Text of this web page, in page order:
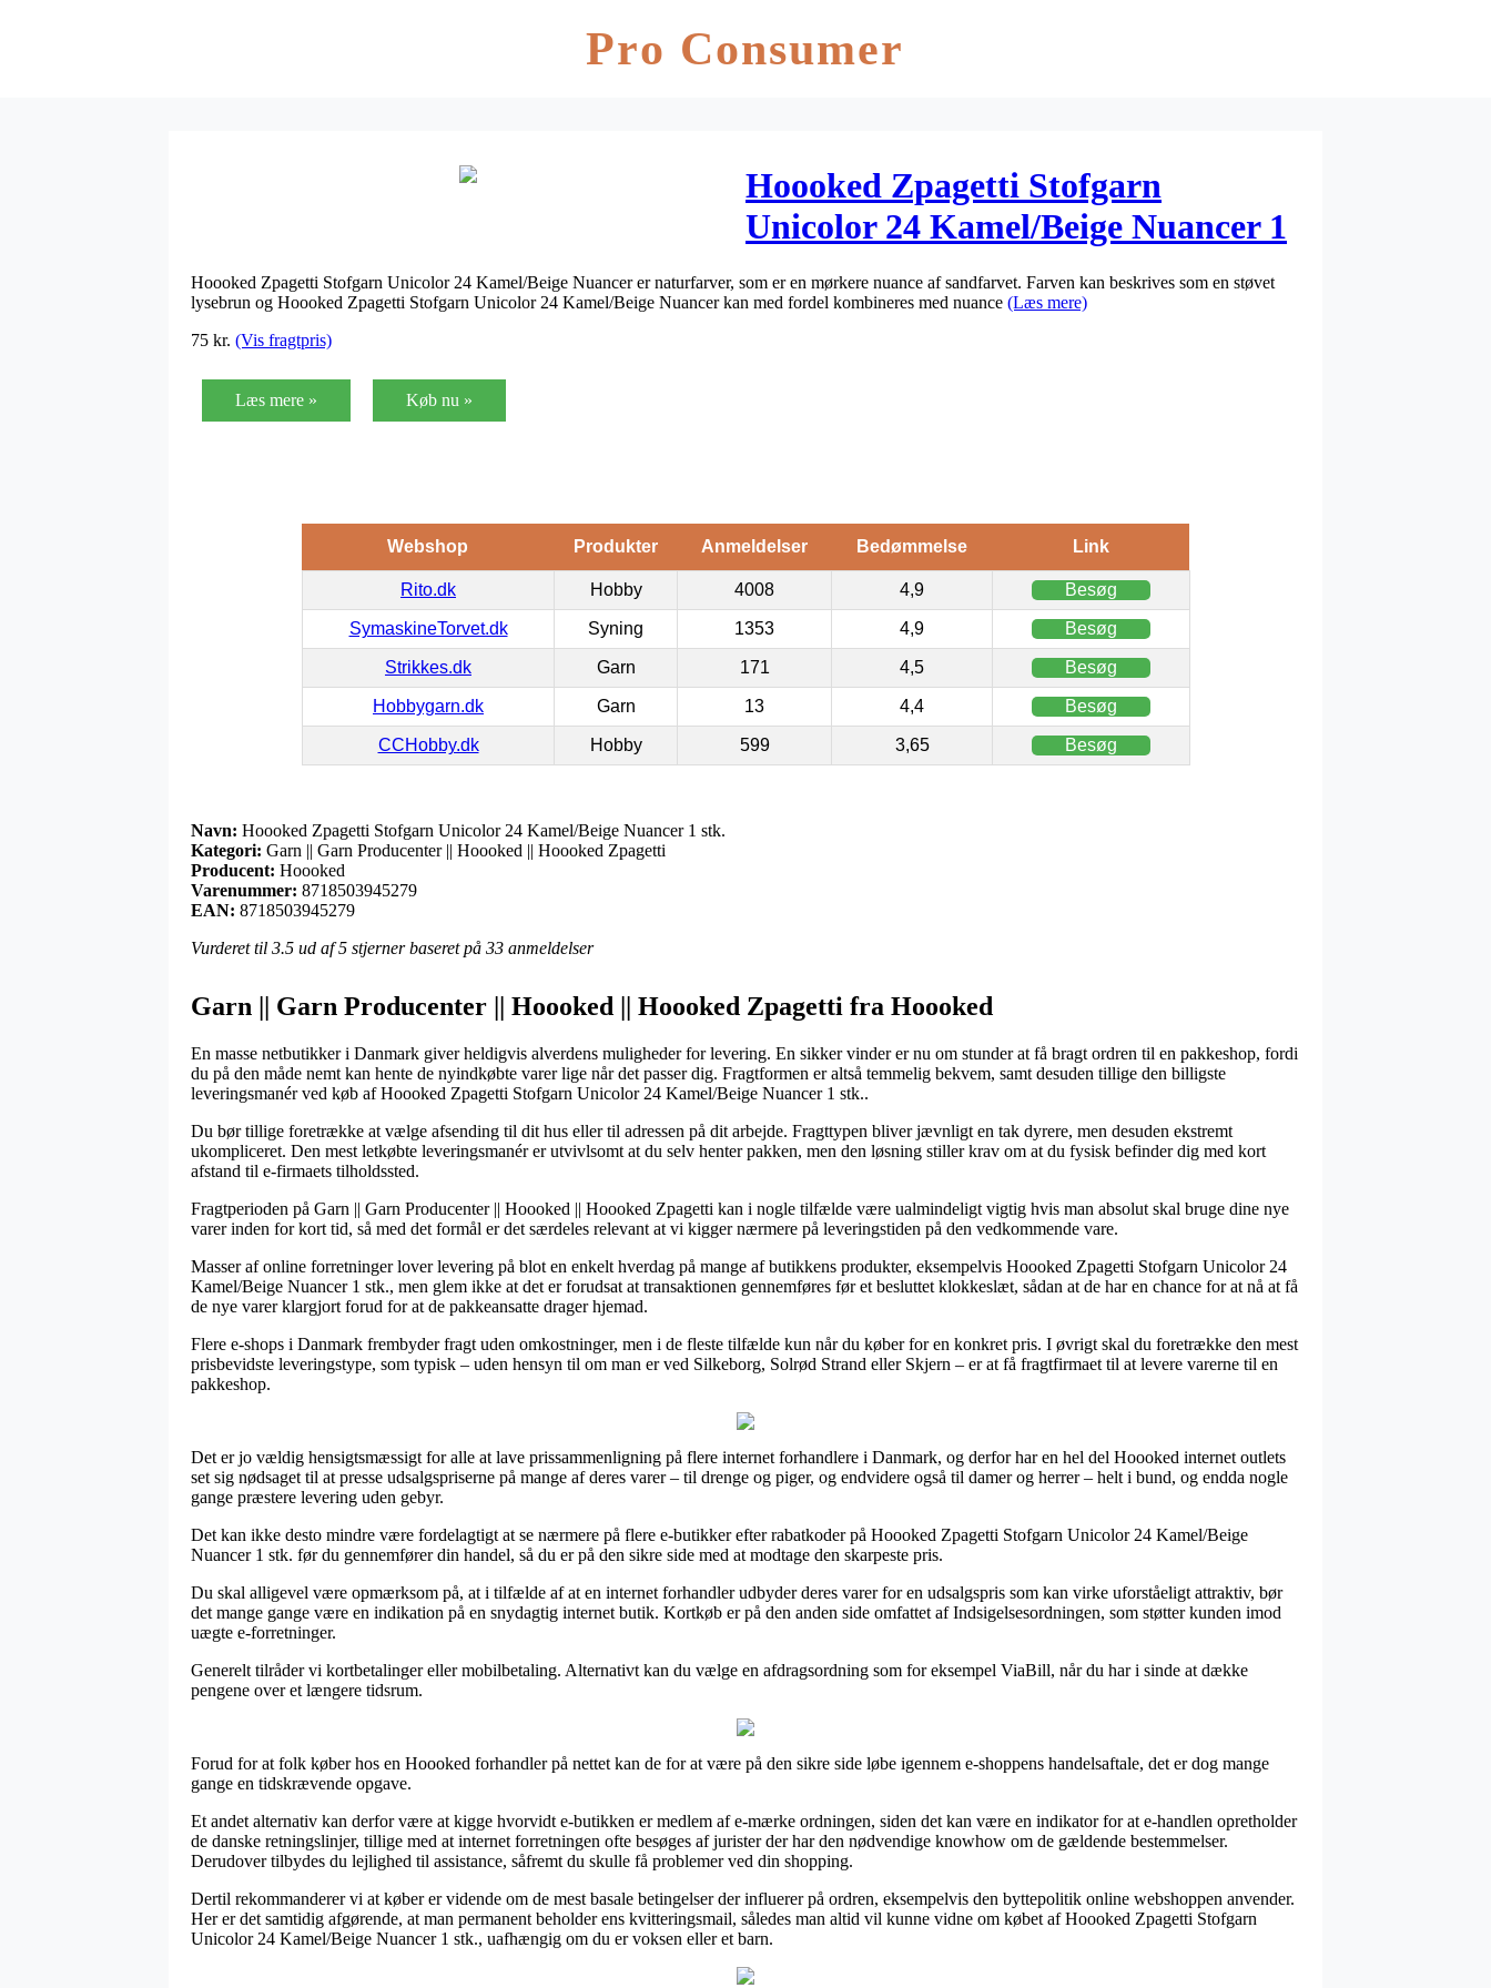
Pro Consumer
Hoooked Zpagetti Stofgarn
Unicolor 24 Kamel/Beige Nuancer 1
Hoooked Zpagetti Stofgarn Unicolor 24 Kamel/Beige Nuancer er naturfarver, som er en mørkere nuance af sandfarvet. Farven kan beskrives som en støvet
lysebrun og Hoooked Zpagetti Stofgarn Unicolor 24 Kamel/Beige Nuancer kan med fordel kombineres med nuance (Læs mere)
75 kr. (Vis fragtpris)
Læs mere » Køb nu »
Webshop Produkter Anmeldelser Bedømmelse Link
Rito.dk Hobby 4008 4,9 Besøg
SymaskineTorvet.dk Syning 1353 4,9 Besøg
Strikkes.dk Garn 171 4,5 Besøg
Hobbygarn.dk Garn 13 4,4 Besøg
CCHobby.dk Hobby 599 3,65 Besøg
Navn: Hoooked Zpagetti Stofgarn Unicolor 24 Kamel/Beige Nuancer 1 stk.
Kategori: Garn || Garn Producenter || Hoooked || Hoooked Zpagetti
Producent: Hoooked
Varenummer: 8718503945279
EAN: 8718503945279
Vurderet til 3.5 ud af 5 stjerner baseret på 33 anmeldelser
Garn || Garn Producenter || Hoooked || Hoooked Zpagetti fra Hoooked
En masse netbutikker i Danmark giver heldigvis alverdens muligheder for levering. En sikker vinder er nu om stunder at få bragt ordren til en pakkeshop, fordi
du på den måde nemt kan hente de nyindkøbte varer lige når det passer dig. Fragtformen er altså temmelig bekvem, samt desuden tillige den billigste
leveringsmanér ved køb af Hoooked Zpagetti Stofgarn Unicolor 24 Kamel/Beige Nuancer 1 stk..
Du bør tillige foretrække at vælge afsending til dit hus eller til adressen på dit arbejde. Fragttypen bliver jævnligt en tak dyrere, men desuden ekstremt
ukompliceret. Den mest letkøbte leveringsmanér er utvivlsomt at du selv henter pakken, men den løsning stiller krav om at du fysisk befinder dig med kort
afstand til e-firmaets tilholdssted.
Fragtperioden på Garn || Garn Producenter || Hoooked || Hoooked Zpagetti kan i nogle tilfælde være ualmindeligt vigtig hvis man absolut skal bruge dine nye
varer inden for kort tid, så med det formål er det særdeles relevant at vi kigger nærmere på leveringstiden på den vedkommende vare.
Masser af online forretninger lover levering på blot en enkelt hverdag på mange af butikkens produkter, eksempelvis Hoooked Zpagetti Stofgarn Unicolor 24
Kamel/Beige Nuancer 1 stk., men glem ikke at det er forudsat at transaktionen gennemføres før et besluttet klokkeslæt, sådan at de har en chance for at nå at få
de nye varer klargjort forud for at de pakkeansatte drager hjemad.
Flere e-shops i Danmark frembyder fragt uden omkostninger, men i de fleste tilfælde kun når du køber for en konkret pris. I øvrigt skal du foretrække den mest
prisbevidste leveringstype, som typisk – uden hensyn til om man er ved Silkeborg, Solrød Strand eller Skjern – er at få fragtfirmaet til at levere varerne til en
pakkeshop.
Det er jo vældig hensigtsmæssigt for alle at lave prissammenligning på flere internet forhandlere i Danmark, og derfor har en hel del Hoooked internet outlets
set sig nødsaget til at presse udsalgspriserne på mange af deres varer – til drenge og piger, og endvidere også til damer og herrer – helt i bund, og endda nogle
gange præstere levering uden gebyr.
Det kan ikke desto mindre være fordelagtigt at se nærmere på flere e-butikker efter rabatkoder på Hoooked Zpagetti Stofgarn Unicolor 24 Kamel/Beige
Nuancer 1 stk. før du gennemfører din handel, så du er på den sikre side med at modtage den skarpeste pris.
Du skal alligevel være opmærksom på, at i tilfælde af at en internet forhandler udbyder deres varer for en udsalgspris som kan virke uforståeligt attraktiv, bør
det mange gange være en indikation på en snydagtig internet butik. Kortkøb er på den anden side omfattet af Indsigelsesordningen, som støtter kunden imod
uægte e-forretninger.
Generelt tilråder vi kortbetalinger eller mobilbetaling. Alternativt kan du vælge en afdragsordning som for eksempel ViaBill, når du har i sinde at dække
pengene over et længere tidsrum.
Forud for at folk køber hos en Hoooked forhandler på nettet kan de for at være på den sikre side løbe igennem e-shoppens handelsaftale, det er dog mange
gange en tidskrævende opgave.
Et andet alternativ kan derfor være at kigge hvorvidt e-butikken er medlem af e-mærke ordningen, siden det kan være en indikator for at e-handlen opretholder
de danske retningslinjer, tillige med at internet forretningen ofte besøges af jurister der har den nødvendige knowhow om de gældende bestemmelser.
Derudover tilbydes du lejlighed til assistance, såfremt du skulle få problemer ved din shopping.
Dertil rekommanderer vi at køber er vidende om de mest basale betingelser der influerer på ordren, eksempelvis den byttepolitik online webshoppen anvender.
Her er det samtidig afgørende, at man permanent beholder ens kvitteringsmail, således man altid vil kunne vidne om købet af Hoooked Zpagetti Stofgarn
Unicolor 24 Kamel/Beige Nuancer 1 stk., uafhængig om du er voksen eller et barn.